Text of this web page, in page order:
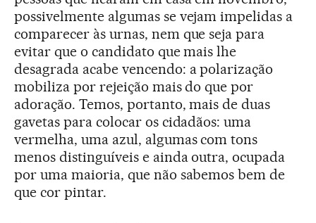
possivelmente algumas se vejam impelidas a
comparecer às urnas, nem que seja para
evitar que o candidato que mais lhe
desagrada acabe vencendo: a polarização
mobiliza por rejeição mais do que por
adoração. Temos, portanto, mais de duas
gavetas para colocar os cidadãos: uma
vermelha, uma azul, algumas com tons
menos distinguíveis e ainda outra, ocupada
por uma maioria, que não sabemos bem de
que cor pintar.